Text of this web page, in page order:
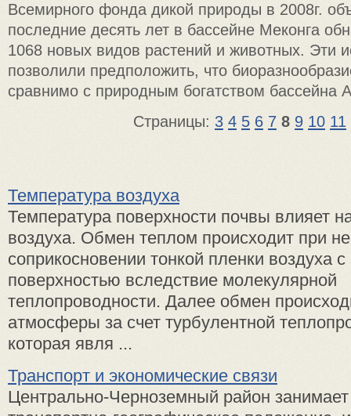
Всемирного фонда дикой природы в 2008г.
последние десять лет в бассейне Меконга
1068 новых видов растений и животных. Эти
позволили предположить, что
сравнимо с природным богатством бассейна
Страницы: 3 4 5 6 7 8 9 10 11
Температура воздуха
Температура поверхности почвы влияет
воздуха. Обмен теплом происходит при
соприкосновении тонкой пленки воздуха
поверхностью вследствие молекулярной
теплопроводности. Далее обмен
атмосферы за счет турбулентной
которая явля ...
Транспорт и экономические связи
Центрально-Черноземный район